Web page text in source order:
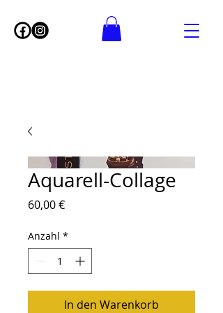
Aquarell-Collage
60,00 €Preis
Anzahl *
In den Warenkorb